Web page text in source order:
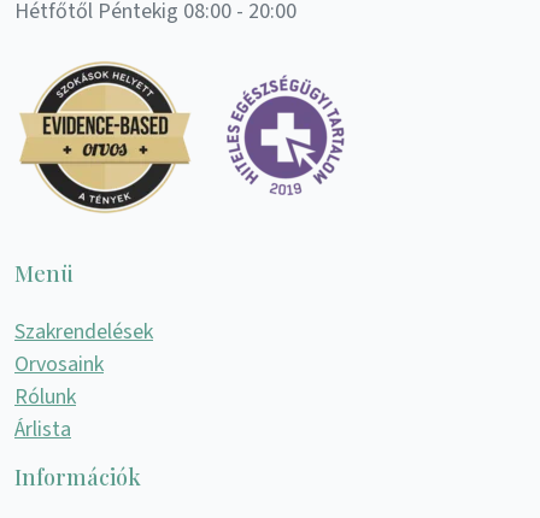
Hétfőtől Péntekig 08:00 - 20:00
Menü
Szakrendelések
Orvosaink
Rólunk
Árlista
Információk